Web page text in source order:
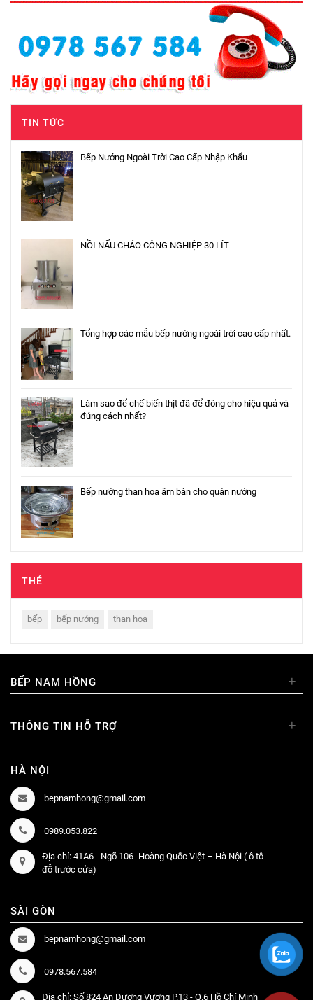
TIN TỨC
Bếp Nướng Ngoài Trời Cao Cấp Nhập Khẩu
NỒI NẤU CHÁO CÔNG NGHIỆP 30 LÍT
Tổng hợp các mẫu bếp nướng ngoài trời cao cấp nhất.
Làm sao để chế biến thịt đã để đông cho hiệu quả và
đúng cách nhất?
Bếp nướng than hoa âm bàn cho quán nướng
THẺ
bếp bếp nướng than hoa
BẾP NAM HỒNG +
THÔNG TIN HỖ TRỢ +
HÀ NỘI
bepnamhong@gmail.com
0989.053.822
Địa chỉ: 41A6 - Ngõ 106- Hoàng Quốc Việt – Hà Nội ( ô tô
đỗ trước cửa)
SÀI GÒN
bepnamhong@gmail.com
0978.567.584
Địa chỉ: Số 824 An Dương Vương P.13 - Q.6 Hồ Chí Minh